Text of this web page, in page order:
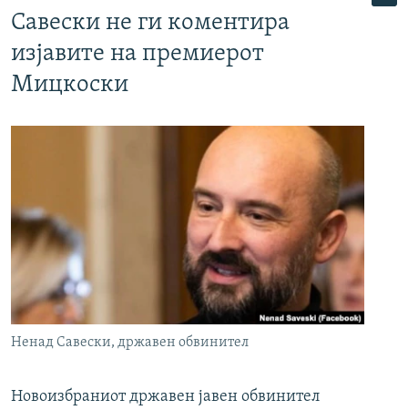
Савески не ги коментира
изјавите на премиерот
Мицкоски
Ненад Савески, државен обвинител
Новоизбраниот државен јавен обвинител